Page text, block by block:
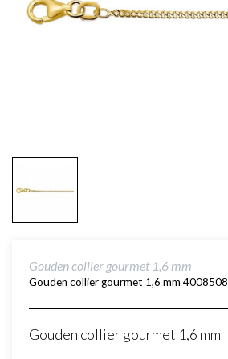
Gouden collier gourmet 1,6 mm
Gouden collier gourmet 1,6 mm 4008508
Gouden collier gourmet 1,6 mm